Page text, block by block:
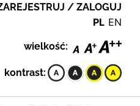
/ ZALOGUJ
PL EN
wielkość:
kontrast: